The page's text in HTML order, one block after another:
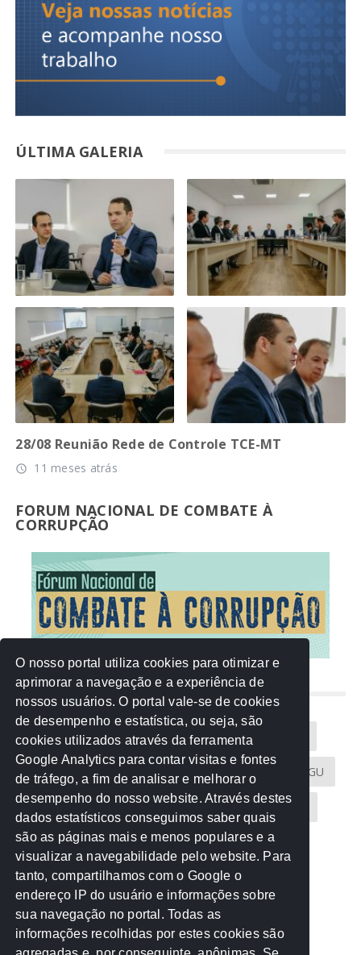
ÚLTIMA GALERIA
28/08 Reunião Rede de Controle TCE-MT
access_time 11 meses atrás
FORUM NACIONAL DE COMBATE À
CORRUPÇÃO
NUVEM DE TAGS
Acontece na Rede AGU AMM
Atricon Audicom CAU-MT CGU
CREA-MT Eventos MPC-MT MPE-MT
MPF Notícias PF PGE-MT PGR
Receita Federal Sem categoria
TCE-MT TCU TRE
O nosso portal utiliza cookies para otimizar e
aprimorar a navegação e a experiência de
nossos usuários. O portal vale-se de cookies
de desempenho e estatística, ou seja, são
cookies utilizados através da ferramenta
Google Analytics para contar visitas e fontes
de tráfego, a fim de analisar e melhorar o
desempenho do nosso website. Através destes
dados estatísticos conseguimos saber quais
são as páginas mais e menos populares e a
visualizar a navegabilidade pelo website. Para
tanto, compartilhamos com o Google o
endereço IP do usuário e informações sobre
sua navegação no portal. Todas as
informações recolhidas por estes cookies são